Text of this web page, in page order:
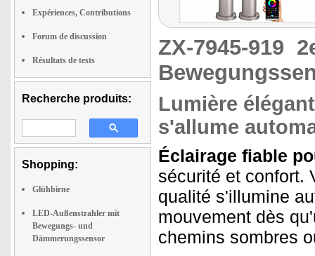
Expériences, Contributions
Forum de discussion
Résultats de tests
Recherche produits:
Shopping:
Glühbirne
LED-Außenstrahler mit
Bewegungs- und
Dämmerungssensor
ZX-7945-919
Lumière
s'allume
Éclairage fiable
sécurité et confort.
qualité s'illumine
mouvement dès
chemins sombres